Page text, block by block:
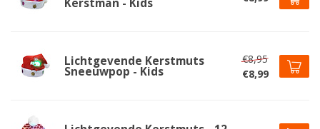
Lichtgevende Kerstmuts
Sneeuwpop - Kids
€8,95
€8,99